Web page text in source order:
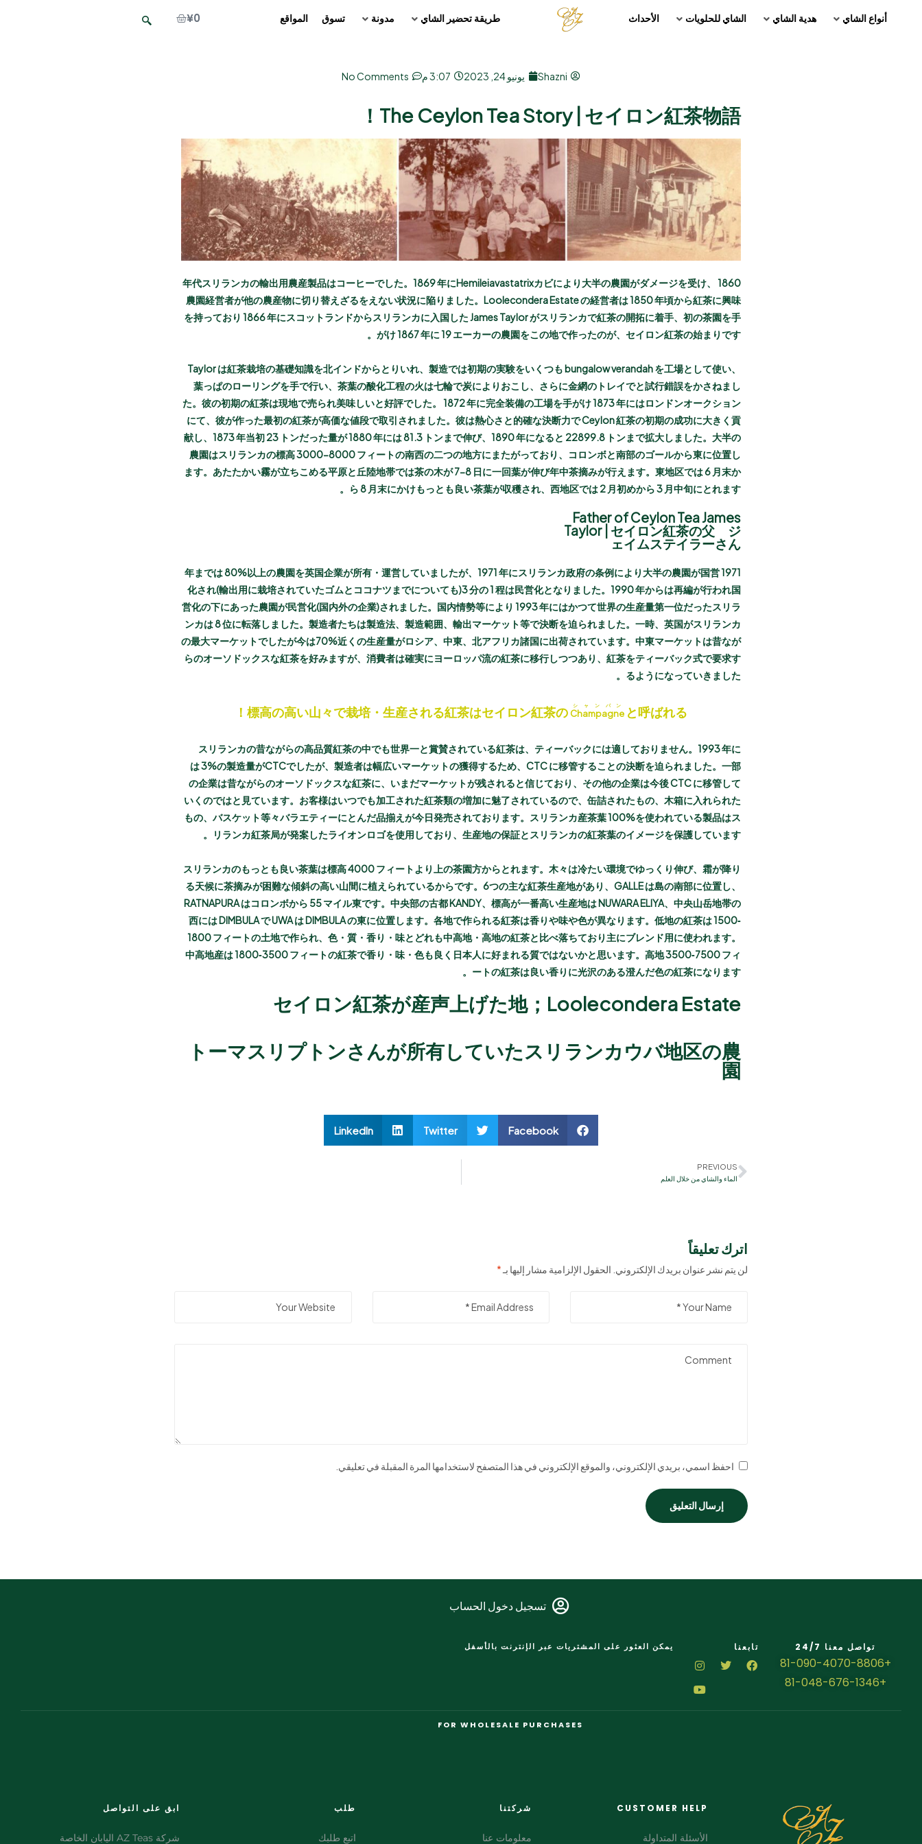
أنواع الشاي هدية الشاي الشاي للحلويات الأحداث طريقة تحضير الشاي مدونة تسوق المواقع ¥0
Shazni يونيو 24, 2023 3:07 م No Comments
The Ceylon Tea Story | セイロン紅茶物語！
1860 年代スリランカの輸出用農産製品はコーヒーでした。1869 年にHemileiavastatrixカビにより大半の農園がダメージを受け、
農園経営者が他の農産物に切り替えざるをえない状況に陥りました。Loolecondera Estate の経営者は 1850 年頃から紅茶に興味
を持っており 1866 年にスコットランドからスリランカに入国した James Taylor がスリランカで紅茶の開拓に着手、初の茶園を手
がけ 1867 年に 19 エーカーの農園をこの地で作ったのが、セイロン紅茶の始まりです。
Taylor は紅茶栽培の基礎知識を北インドからとりいれ、製造では初期の実験をいくつも bungalow verandah を工場として使い、
葉っぱのローリングを手で行い、茶葉の酸化工程の火は七輪で炭によりおこし、さらに金網のトレイでと試行錯誤をかさねまし
た。彼の初期の紅茶は現地で売られ美味しいと好評でした。 1872 年に完全装備の工場を手がけ 1873 年にはロンドンオークション
にて、彼が作った最初の紅茶が高価な値段で取引されました。彼は熱心さと的確な決断力で Ceylon 紅茶の初期の成功に大きく貢
献し、1873 年当初 23 トンだった量が 1880 年には 81.3 トンまで伸び、1890 年になると 22899.8 トンまで拡大しました。大半の
農園はスリランカの標高 3000-8000 フィートの南西の二つの地方にまたがっており、コロンボと南部のゴールから東に位置し
ます。あたたかい霧が立ちこめる平原と丘陸地帯では茶の木が 7-8 日に一回葉が伸び年中茶摘みが行えます。東地区では 6 月末か
ら 8 月末にかけもっとも良い茶葉が収穫され、西地区では 2 月初めから 3 月中旬にとれます。
Father of Ceylon Tea James
Taylor | セイロン紅茶の父 ジ
ェイムステイラーさん
1971 年までは 80%以上の農園を英国企業が所有・運営していましたが、1971 年にスリランカ政府の条例により大半の農園が国営
化され(輸出用に栽培されていたゴムとココナツまでについても)3 分の 1 程は民営化となりました。1990 年からは再編が行われ国
営化の下にあった農園が民営化(国内外の企業)されました。国内情勢等により 1993 年にはかつて世界の生産量第一位だったスリラ
ンカは 8 位に転落しました。製造者たちは製造法、製造範囲、輸出マーケット等で決断を迫られました。一時、英国がスリランカ
の最大マーケットでしたが今は70%近くの生産量がロシア、中東、北アフリカ諸国に出荷されています。中東マーケットは昔なが
らのオーソドックスな紅茶を好みますが、消費者は確実にヨーロッパ流の紅茶に移行しつつあり、紅茶をティーバック式で要求す
るようになっていきました。
標高の高い山々で栽培・生産される紅茶はセイロン紅茶の Champagne
シャンパン と呼ばれる！
スリランカの昔ながらの高品質紅茶の中でも世界一と賞賛されている紅茶は、ティーバックには適しておりません。1993 年に
は 3%の製造量がCTCでしたが、製造者は幅広いマーケットの獲得するため、CTC に移管することの決断を迫られました。一部
の企業は昔ながらのオーソドックスな紅茶に、いまだマーケットが残されると信じており、その他の企業は今後 CTC に移管して
いくのではと見ています。お客様はいつでも加工された紅茶類の増加に魅了されているので、缶詰されたもの、木箱に入れられた
もの、バスケット等々バラエティーにとんだ品揃えが今日発売されております。スリランカ産茶葉 100%を使われている製品はス
リランカ紅茶局が発案したライオンロゴを使用しており、生産地の保証とスリランカの紅茶葉のイメージを保護しています。
スリランカのもっとも良い茶葉は標高 4000 フィートより上の茶園方からとれます。木々は冷たい環境でゆっくり伸び、霜が降り
る天候に茶摘みが困難な傾斜の高い山間に植えられているからです。6つの主な紅茶生産地があり、GALLE は島の南部に位置し、
RATNAPURA はコロンボから 55 マイル東です。中央部の古都 KANDY、標高が一番高い生産地は NUWARA ELIYA、中央山岳地帯の
西には DIMBULA で UWA は DIMBULA の東に位置します。各地で作られる紅茶は香りや味や色が異なります。低地の紅茶は 1500‐
1800 フィートの土地で作られ、色・質・香り・味とどれも中高地・高地の紅茶と比べ落ちており主にブレンド用に使われます。
中高地産は 1800‐3500 フィートの紅茶で香り・味・色も良く日本人に好まれる質ではないかと思います。高地 3500‐7500 フィ
ートの紅茶は良い香りに光沢のある澄んだ色の紅茶になります。
セイロン紅茶が産声上げた地；Loolecondera Estate
トーマスリプトンさんが所有していたスリランカウバ地区の農
園
Facebook
Twitter
LinkedIn
PREVIOUS
الماء والشاي من خلال العلم
اترك تعليقاً
لن يتم نشر عنوان بريدك الإلكتروني. الحقول الإلزامية مشار إليها بـ*
احفظ اسمي، بريدي الإلكتروني، والموقع الإلكتروني في هذا المتصفح لاستخدامها المرة المقبلة في تعليقي.
تسجيل دخول الحساب
تواصل معنا 24/7
+81-090-4070-8806
+81-048-676-1346
تابعنا يمكن العثور على المشتريات عبر الإنترنت بالأسفل
FOR WHOLESALE PURCHASES
CUSTOMER HELP
الأسئلة المتداولة
شركتنا
معلومات عنا
طلب
اتبع طلبك
ابق على التواصل
شركة AZ Teas اليابان الخاصة